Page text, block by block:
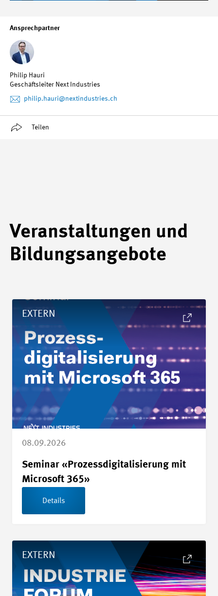
Ansprechpartner
Philip Hauri
Geschäftsleiter Next Industries
philip.hauri@nextindustries.ch
Teilen
Veranstaltungen und
Bildungsangebote
EXTERN
08.09.2026
Seminar «Prozessdigitalisierung mit
Microsoft 365»
Details
Details Seminar «Prozessdigitalisierung mit Microsoft 365»
EXTERN
Details 13. Industrieforum - Next Industries